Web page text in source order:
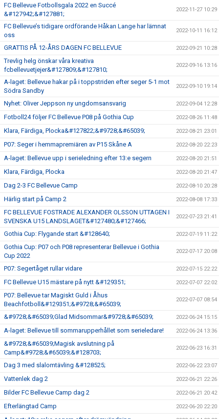
FC Bellevue Fotbollsgala 2022 en Succé
&#127942;&#127881;
2022-11-27 10:29
FC Bellevue’s tidigare ordförande Håkan Lange har lämnat
oss
2022-10-11 16:12
GRATTIS PÅ 12-ÅRS DAGEN FC BELLEVUE 2022-09-21 10:28
Trevlig helg önskar våra kreativa
fcbellevuetjejer&#127809;&#127810;
2022-09-16 13:16
A-laget: Bellevue hakar på i toppstriden efter seger 5-1 mot
Södra Sandby
2022-09-10 19:14
Nyhet: Oliver Jeppson ny ungdomsansvarig 2022-09-04 12:28
Fotboll24 följer FC Bellevue P08 på Gothia Cup 2022-08-26 11:48
Klara, Färdiga, Plocka&#127822;&#9728;&#65039; 2022-08-21 23:01
P07: Seger i hemmapremiären av P15 Skåne A 2022-08-20 22:23
A-laget: Bellevue upp i serieledning efter 13:e segern 2022-08-20 21:51
Klara, Färdiga, Plocka 2022-08-20 21:47
Dag 2-3 FC Bellevue Camp 2022-08-10 20:28
Härlig start på Camp 2 2022-08-08 17:33
FC BELLEVUE FOSTRADE ALEXANDER OLSSON UTTAGEN I
SVENSKA U15 LANDSLAGET&#127480;&#127466;
2022-07-23 21:41
Gothia Cup: Flygande start &#128640; 2022-07-19 11:22
Gothia Cup: P07 och P08 representerar Bellevue i Gothia
Cup 2022
2022-07-17 20:08
P07: Segertåget rullar vidare 2022-07-15 22:22
FC Bellevue U15 mästare på nytt &#129351; 2022-07-07 22:02
P07: Bellevue tar Magiskt Guld i Åhus
Beachfotboll&#129351;&#9728;&#65039;
2022-07-07 08:54
&#9728;&#65039;Glad Midsommar&#9728;&#65039; 2022-06-24 15:15
A-laget: Bellevue till sommarupperhållet som serieledare! 2022-06-24 13:36
&#9728;&#65039;Magisk avslutning på
Camp&#9728;&#65039;&#128703;
2022-06-23 16:31
Dag 3 med slalomtävling &#128525; 2022-06-22 23:07
Vattenlek dag 2 2022-06-21 22:26
Bilder FC Bellevue Camp dag 2 2022-06-21 20:42
Efterlängtad Camp 2022-06-20 22:20